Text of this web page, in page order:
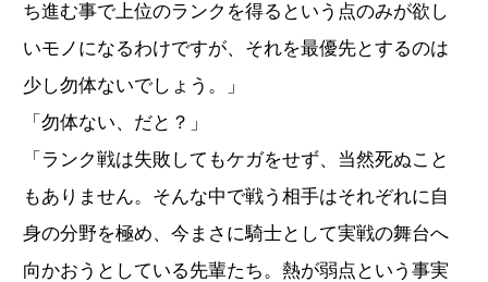
ち進む事で上位のランクを得るという点のみが欲し
いモノになるわけですが、それを最優先とするのは
少し勿体ないでしょう。」
「勿体ない、だと？」
「ランク戦は失敗してもケガをせず、当然死ぬこと
もありません。そんな中で戦う相手はそれぞれに自
身の分野を極め、今まさに騎士として実戦の舞台へ
向かおうとしている先輩たち。熱が弱点という事実